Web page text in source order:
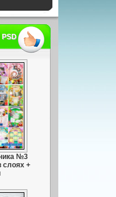
№3
слоях +